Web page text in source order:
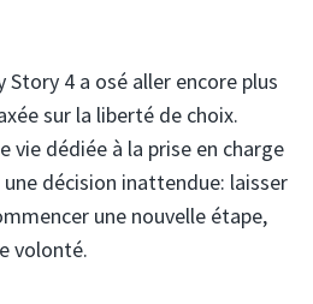
Story 4 a osé aller encore plus
sur la liberté de choix.
vie dédiée à la prise en charge
décision inattendue: laisser
une nouvelle étape,
volonté.